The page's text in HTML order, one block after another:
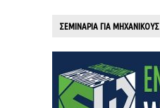
ΣΕΜΙΝΑΡΙΑ ΓΙΑ ΜΗΧΑΝΙΚΟΥΣ